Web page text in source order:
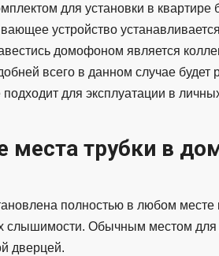
для установки в квартире
устройство
домофоном является
всего в данном случае
для эксплуатации в
места трубки в
полностью в любом месте
слышимости. Обычным местом
дверцей.